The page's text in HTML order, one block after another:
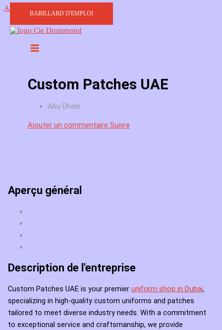
Aller au contenu
BABILLARD D'EMPLOI
Custom Patches UAE
Abu Dhabi
Ajouter un commentaire Suivre
Aperçu général
Description de l'entreprise
Custom Patches UAE is your premier uniform shop in Dubai,
specializing in high-quality custom uniforms and patches
tailored to meet diverse industry needs. With a commitment
to exceptional service and craftsmanship, we provide